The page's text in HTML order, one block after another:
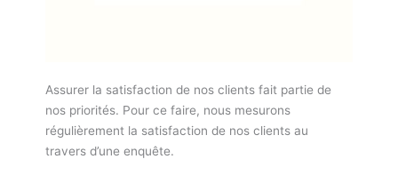
Assurer la satisfaction de nos clients fait partie de
nos priorités. Pour ce faire, nous mesurons
régulièrement la satisfaction de nos clients au
travers d’une enquête.